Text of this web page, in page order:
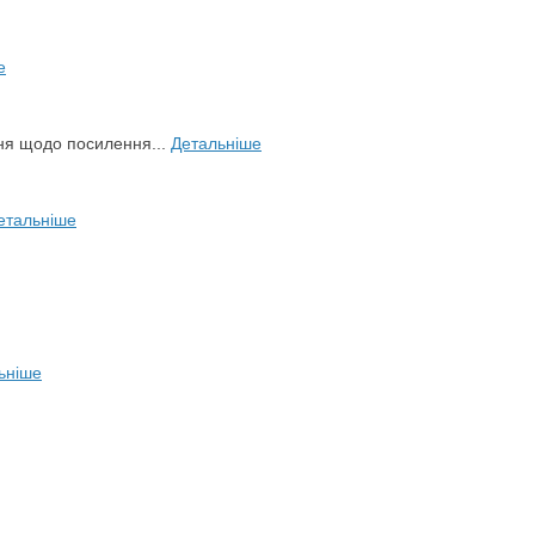
щодо посилення... Детальніше